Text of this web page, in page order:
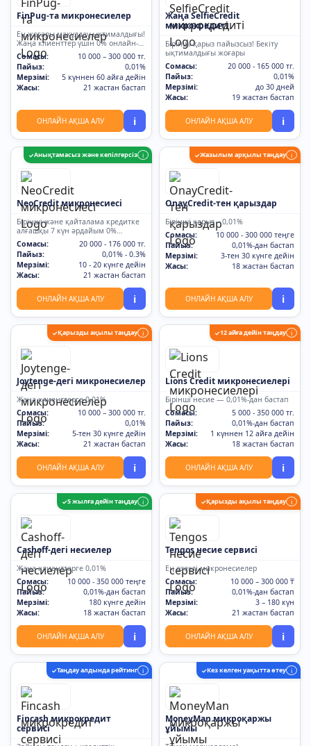
FinPug-та микронесиелер
Ең жоғары мақұлдау ықтималдығы!
Жаңа клиенттер үшін 0% онлайн-
қарыз
Сомасы:
10 000 – 300 000 тг.
Пайыз:
0,01%
Мерзімі:
5 күннен 60 айға дейін
Жасы:
21 жастан бастап
ОНЛАЙН АҚША АЛУ i
Жаңа SelfieCredit
микрокредиті
Бірінші қарыз пайызсыз! Бекіту
ықтималдығы жоғары
Сомасы:
20 000 - 165 000 тг.
Пайыз:
0,01%
Мерзімі:
до 30 дней
Жасы:
19 жастан бастап
ОНЛАЙН АҚША АЛУ i
✓Анықтамасыз және кепілгерсіз i
NeoCredit микронесиесі
Бірінші және қайталама кредитке
алғашқы 7 күн әрдайым 0%
мөлшерлеме
Сомасы:
20 000 - 176 000 тг.
Пайыз:
0,01% - 0.3%
Мерзімі:
10 - 20 күнге дейін
Жасы:
21 жастан бастап
ОНЛАЙН АҚША АЛУ i
✓Жазылым арқылы таңдау i
OnayCredit-тен қарыздар
Бірінші қарыз – 0,01%
Сомасы:
10 000 - 300 000 теңге
Пайыз:
0,01%-дан бастап
Мерзімі:
3-тен 30 күнге дейін
Жасы:
18 жастан бастап
ОНЛАЙН АҚША АЛУ i
✓Қарызды ақылы таңдау i
Joytenge-дегі микронесиелер
Жаңа клиенттерге 0,01%
Сомасы:
10 000 – 300 000 тг.
Пайыз:
0,01%
Мерзімі:
5-тен 30 күнге дейін
Жасы:
21 жастан бастап
ОНЛАЙН АҚША АЛУ i
✓12 айға дейін таңдау i
Lions Credit микронесиелері
Бірінші несие — 0,01%-дан бастап
Сомасы:
5 000 - 350 000 тг.
Пайыз:
0,01%-дан бастап
Мерзімі:
1 күннен 12 айға дейін
Жасы:
18 жастан бастап
ОНЛАЙН АҚША АЛУ i
✓5 жылға дейін таңдау i
Cashoff-дегі несиелер
Жаңа клиенттерге 0,01%
Сомасы:
10 000 - 350 000 теңге
Пайыз:
0,01%-дан бастап
Мерзімі:
180 күнге дейін
Жасы:
18 жастан бастап
ОНЛАЙН АҚША АЛУ i
✓Қарызды ақылы таңдау i
Tengos несие сервисі
Ең өзекті микронесиелер
Сомасы:
10 000 – 300 000 ₸
Пайыз:
0,01%-дан бастап
Мерзімі:
3 – 180 күн
Жасы:
21 жастан бастап
ОНЛАЙН АҚША АЛУ i
✓Таңдау алдында рейтинг i
Fincash микрокредит
сервисі
✓Кез келген уақытта өтеу i
MoneyMan микроқаржы
ұйымы